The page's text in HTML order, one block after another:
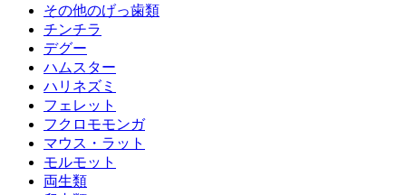
その他のげっ歯類
チンチラ
デグー
ハムスター
ハリネズミ
フェレット
フクロモモンガ
マウス・ラット
モルモット
両生類